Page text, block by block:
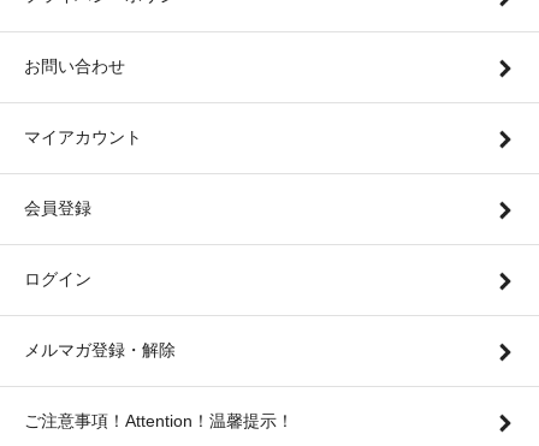
お問い合わせ
マイアカウント
会員登録
ログイン
メルマガ登録・解除
ご注意事項！Attention！温馨提示！